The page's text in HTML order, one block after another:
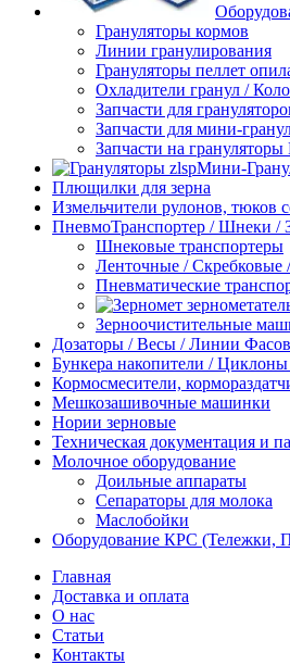
Грануляторы кормов
Линии гранулирования
Грануляторы пеллет
Охладители гранул /
Запчасти для
Запчасти для мини-
Запчасти на
Мини-
Плющилки для зерна
Измельчители рулонов, тюков
ПневмоТранспортер / Шнеки /
Шнековые транспортеры
Ленточные / Скребковые
Пневматические
Зерноочистительные
Дозаторы / Весы / Линии
Бункера накопители /
Кормосмесители,
Мешкозашивочные машинки
Нории зерновые
Техническая документация и
Молочное оборудование
Доильные аппараты
Сепараторы для молока
Маслобойки
Оборудование КРС (Тележки,
Главная
Доставка и оплата
О нас
Статьи
Контакты